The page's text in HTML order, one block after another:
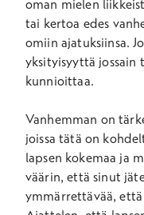
oman mielen
tai kertoa edes
omiin ajatuksiinsa.
yksityisyyttä jossain
kunnioittaa.
Vanhemman on
joissa tätä on
lapsen kokemaa ja
väärin, että sinut
ymmärrettävää, että